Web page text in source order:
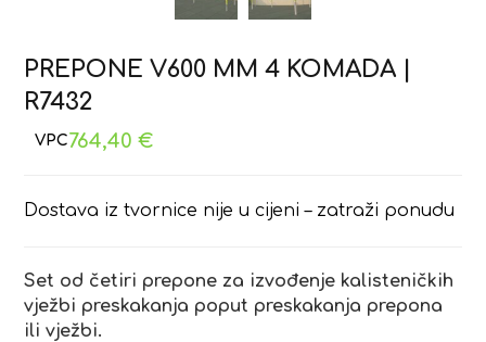
PREPONE V600 MM 4 KOMADA |
R7432
764,40€
Dostava iz tvornice nije u cijeni – zatraži ponudu
Set od četiri prepone za izvođenje kalisteničkih
vježbi preskakanja poput preskakanja prepona
ili vježbi.